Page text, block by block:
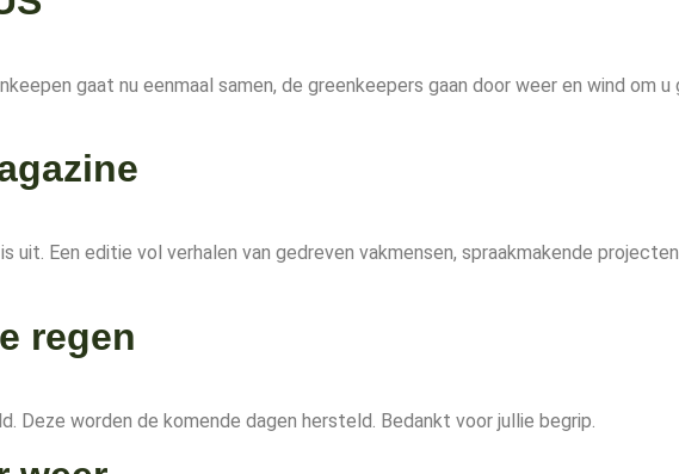
gaat nu eenmaal samen, de greenkeepers gaan door weer en wind om
uit. Een editie vol verhalen van gedreven vakmensen, spraakmakende
regen
Deze worden de komende dagen hersteld. Bedankt voor jullie begrip.